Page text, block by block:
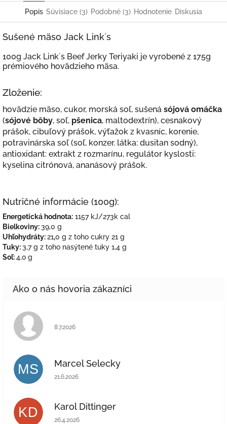
Popis Súvisiace (3) Podobné (3) Hodnotenie Diskusia
Sušené mäso Jack Link´s
100g Jack Link´s Beef Jerky Teriyaki je vyrobené z 175g
prémiového hovädzieho mäsa.
Zloženie:
hovädzie mäso, cukor, morská soľ, sušená sójová omáčka
(sójové bôby, soľ, pšenica, maltodextrín), cesnakový
prášok, cibuľový prášok, výťažok z kvasníc, korenie,
potravinárska soľ (soľ, konzer. látka: dusitan sodný),
antioxidant: extrakt z rozmarínu, regulátor kyslosti:
kyselina citrónová, ananásový prášok.
Nutričné informácie (100g):
Energetická hodnota: 1157 kJ/273k cal
Bielkoviny:39,0 g
Uhľohydráty:21,0 g z toho cukry 21 g
Tuky:3,7 g z toho nasýtené tuky 1,4 g
Soľ:4,0 g
Hodnotenie obchodu je 5 z 5 hviezdičiek.
8.7.2026
MS Marcel Selecky
Hodnotenie obchodu je 5 z 5 hviezdičiek.
21.6.2026
KD Karol Dittinger
Hodnotenie obchodu je 5 z 5 hviezdičiek.
26.4.2026